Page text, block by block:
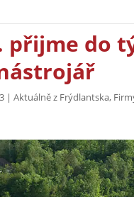
přijme do
|Aktuálně z Frýdlantska,